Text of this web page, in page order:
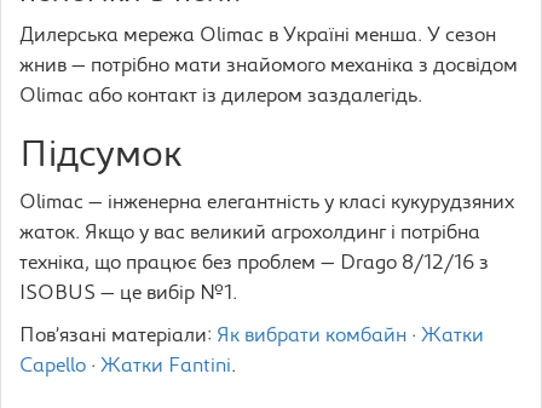
Дилерська мережа Olimac в Україні менша. У сезон
жнив — потрібно мати знайомого механіка з досвідом
Olimac або контакт із дилером заздалегідь.
Підсумок
Olimac — інженерна елегантність у класі кукурудзяних
жаток. Якщо у вас великий агрохолдинг і потрібна
техніка, що працює без проблем — Drago 8/12/16 з
ISOBUS — це вибір №1.
Пов’язані матеріали: Як вибрати комбайн · Жатки
Capello · Жатки Fantini.